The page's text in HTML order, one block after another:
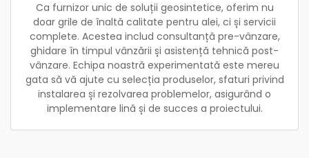
Ca furnizor unic de soluții geosintetice, oferim nu
doar grile de înaltă calitate pentru alei, ci și servicii
complete. Acestea includ consultanță pre-vânzare,
ghidare în timpul vânzării și asistență tehnică post-
vânzare. Echipa noastră experimentată este mereu
gata să vă ajute cu selecția produselor, sfaturi privind
instalarea și rezolvarea problemelor, asigurând o
implementare lină și de succes a proiectului.